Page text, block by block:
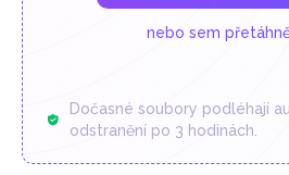
nebo sem
Dočasné soubory podléhají
odstranění po 3 hodinách.